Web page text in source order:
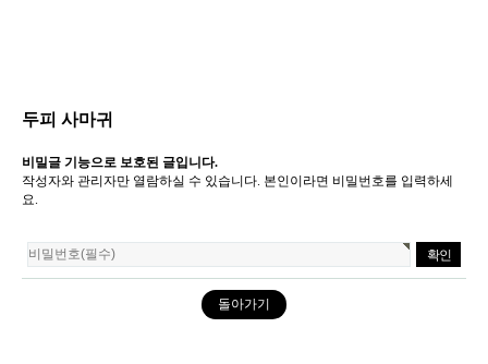
두피 사마귀
비밀글 기능으로 보호된 글입니다.
작성자와 관리자만 열람하실 수 있습니다. 본인이라면 비밀번호를 입력하세
요.
돌아가기